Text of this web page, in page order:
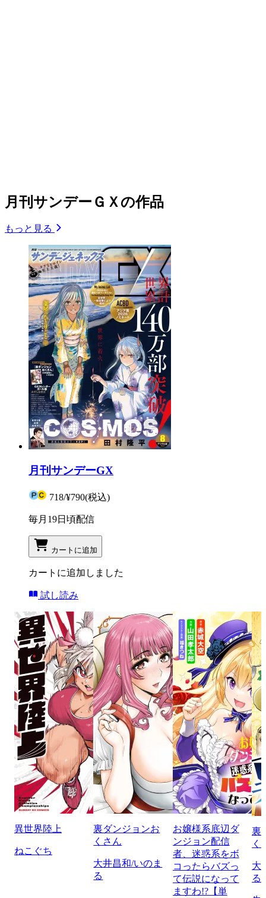
月刊サンデーＧＸの作品
もっと見る
月刊サンデーGX
718/¥790(税込)
毎月19日頃配信
カートに追加
カートに追加しました
試し読み
異世界陸上
ねこぐち
裏ダンジョンお
くさん
大井昌和/いのま
る
お嬢様系底辺ダ
ンジョン配信
者、迷惑系をボ
コったらバズっ
て伝説になって
ますわ!?【単
裏
く
大
る